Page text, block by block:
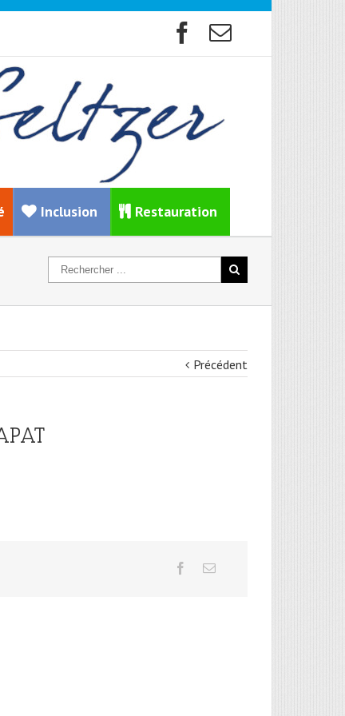
Inclusion Restauration
Précédent